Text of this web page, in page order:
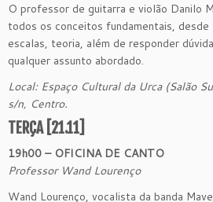
O professor de guitarra e violão Danilo
todos os conceitos fundamentais,
escalas, teoria, além de responder
qualquer assunto abordado.
Local: Espaço Cultural da Urca (Salão
s/n, Centro.
TERÇA [21.11]
19h00 – OFICINA DE CANTO
Professor Wand Lourenço
Wand Lourenço, vocalista da banda